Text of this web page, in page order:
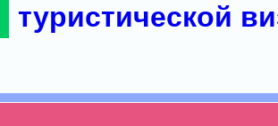
туристической